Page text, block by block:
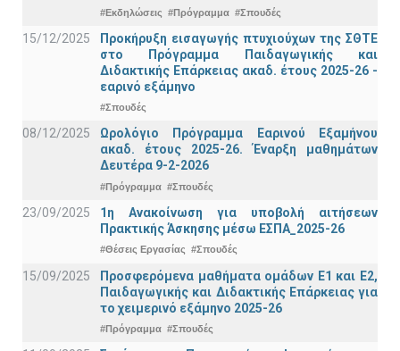
#Εκδηλώσεις #Πρόγραμμα #Σπουδές
15/12/2025
Προκήρυξη εισαγωγής πτυχιούχων της ΣΘΤΕ
στο Πρόγραμμα Παιδαγωγικής και
Διδακτικής Επάρκειας ακαδ. έτους 2025-26 -
εαρινό εξάμηνο
#Σπουδές
08/12/2025
Ωρολόγιο Πρόγραμμα Εαρινού Εξαμήνου
ακαδ. έτους 2025-26. Έναρξη μαθημάτων
Δευτέρα 9-2-2026
#Πρόγραμμα #Σπουδές
23/09/2025
1η Ανακοίνωση για υποβολή αιτήσεων
Πρακτικής Άσκησης μέσω ΕΣΠΑ_2025-26
#Θέσεις Εργασίας #Σπουδές
15/09/2025
Προσφερόμενα μαθήματα ομάδων Ε1 και Ε2,
Παιδαγωγικής και Διδακτικής Επάρκειας για
το χειμερινό εξάμηνο 2025-26
#Πρόγραμμα #Σπουδές